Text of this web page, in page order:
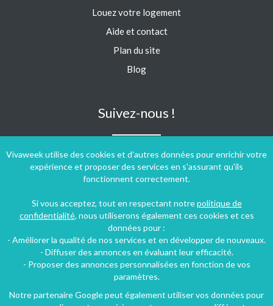
Vivaweek utilise des cookies et d'autres données pour enrichir votre
expérience et proposer des services en s'assurant qu'ils
fonctionnent correctement.
Si vous acceptez, tout en respectant notrepolitique de
confidentialité, nous utiliserons également ces cookies et ces
données pour :
- Améliorer la qualité de nos services et en développer de nouveaux.
- Diffuser des annonces en évaluant leur efficacité.
- Proposer des annonces personnalisées en fonction de vos
paramètres.
Notre partenaire Google peut également utiliser vos données pour
Louez votre logement
Aide et contact
Plan du site
Blog
Suivez-nous !